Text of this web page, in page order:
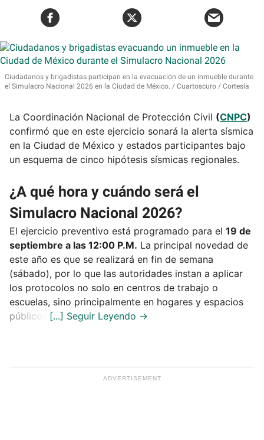
Ciudadanos y brigadistas participan en la evacuación de un inmueble durante
el Simulacro Nacional 2026 en la Ciudad de México.
Cuartoscuro / Cortesía
La Coordinación Nacional de Protección Civil (CNPC)
confirmó que en este ejercicio sonará la alerta sísmica
en la Ciudad de México y estados participantes bajo
un esquema de cinco hipótesis sísmicas regionales.
¿A qué hora y cuándo será el
Simulacro Nacional 2026?
El ejercicio preventivo está programado para el 19 de
septiembre a las 12:00 P.M. La principal novedad de
este año es que se realizará en fin de semana
(sábado), por lo que las autoridades instan a aplicar
los protocolos no solo en centros de trabajo o
escuelas, sino principalmente en hogares y espacios
públicos.